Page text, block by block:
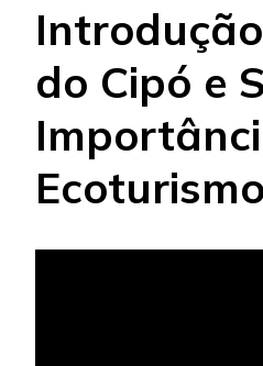
do Cipó e
Ecoturismo